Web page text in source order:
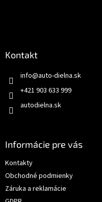
Kontakt
info@auto-dielna.sk
+421 903 633 999
autodielna.sk
Informácie pre vás
Kontakty
Obchodné podmienky
Záruka a reklamácie